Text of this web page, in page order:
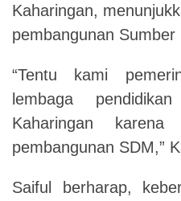
Kaharingan,
pembangunan
“Tentu kami
lembaga
Kaharingan
pembangunan SDM,”
Saiful berharap,